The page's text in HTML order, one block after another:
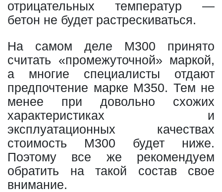
отрицательных температур —
бетон не будет растрескиваться.
На самом деле М300 принято
считать «промежуточной» маркой,
а многие специалисты отдают
предпочтение марке М350. Тем не
менее при довольно схожих
характеристиках и
эксплуатационных качествах
стоимость М300 будет ниже.
Поэтому все же рекомендуем
обратить на такой состав свое
внимание.